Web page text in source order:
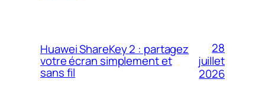
Huawei ShareKey 2 : partagez
votre écran simplement et
sans fil
28
juillet
2026